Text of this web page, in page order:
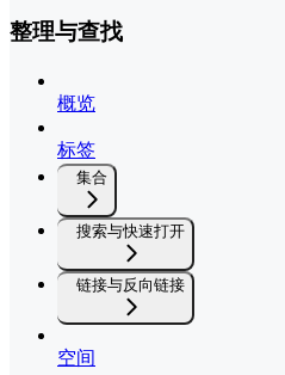
整理与查找
概览
标签
集合
搜索与快速打开
链接与反向链接
空间